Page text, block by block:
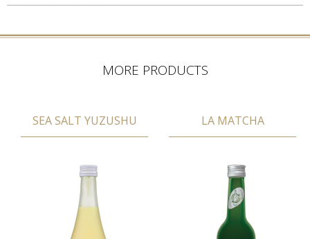
MORE PRODUCTS
SEA SALT YUZUSHU LA MATCHA